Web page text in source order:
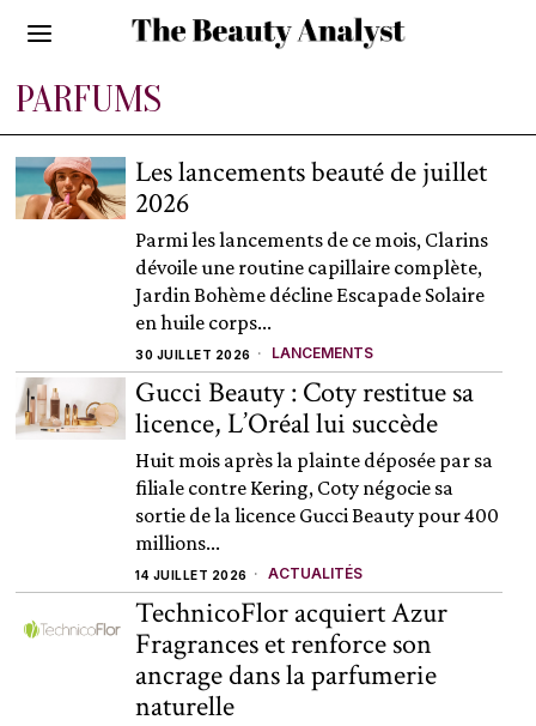
PARFUMS
Les lancements beauté de juillet
2026
Parmi les lancements de ce mois, Clarins
dévoile une routine capillaire complète,
Jardin Bohème décline Escapade Solaire
en huile corps...
30 JUILLET 2026 LANCEMENTS
Gucci Beauty : Coty restitue sa
licence, L’Oréal lui succède
Huit mois après la plainte déposée par sa
filiale contre Kering, Coty négocie sa
sortie de la licence Gucci Beauty pour 400
millions...
14 JUILLET 2026 ACTUALITÉS
TechnicoFlor acquiert Azur
Fragrances et renforce son
ancrage dans la parfumerie
naturelle